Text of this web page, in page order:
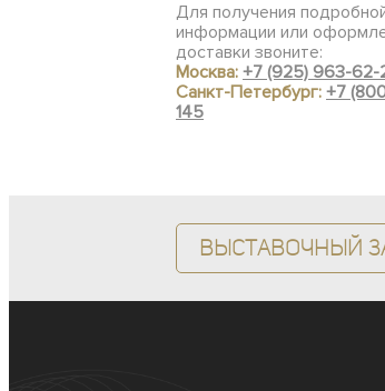
Для получения
информации или
доставки звоните:
Москва: +7 (925) 963-62-
Санкт-Петербург: +7
145
Выставочный